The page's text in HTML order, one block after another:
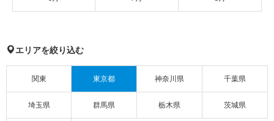
エリアを絞り込む
関東 東京都 神奈川県 千葉県
埼玉県 群馬県 栃木県 茨城県